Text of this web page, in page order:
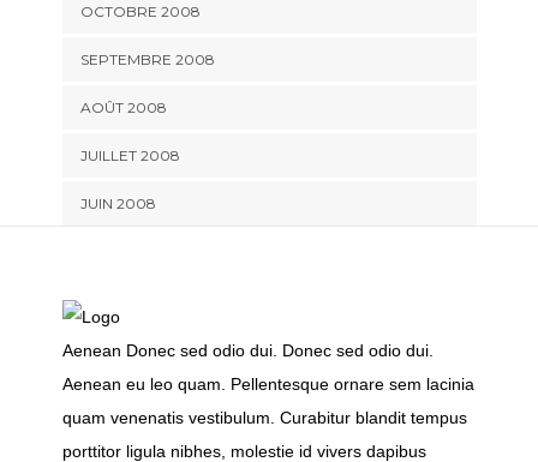
OCTOBRE 2008
SEPTEMBRE 2008
AOÛT 2008
JUILLET 2008
JUIN 2008
Aenean Donec sed odio dui. Donec sed odio dui.
Aenean eu leo quam. Pellentesque ornare sem lacinia
quam venenatis vestibulum. Curabitur blandit tempus
porttitor ligula nibhes, molestie id vivers dapibus